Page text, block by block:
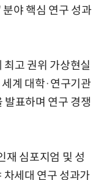
야 핵심 연구 성과
고 권위 가상현실
계 대학·연구기관
발표하며 연구 경쟁
재 심포지엄 및 성
차세대 연구 성과가